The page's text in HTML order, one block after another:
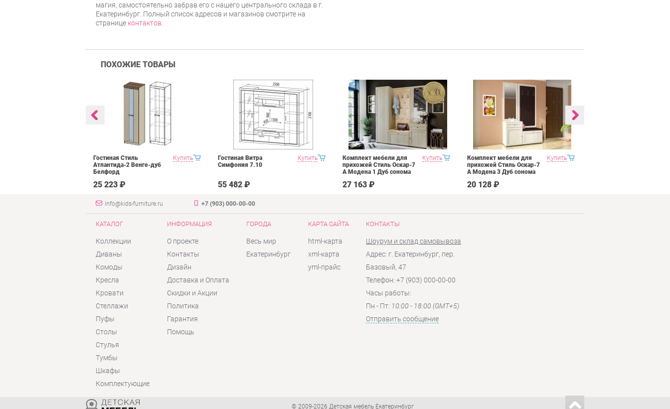
магия, самостоятельно забрав его с нашего центрального склада в г.
Екатеринбург. Полный список адресов и магазинов смотрите на
странице контактов.
ПОХОЖИЕ ТОВАРЫ
Купить
Гостиная Стиль
Атлантида-2 Венге-дуб
Белфорд
25 223 ₽
Купить
Гостиная Витра
Симфония 7.10
55 482 ₽
Купить
Комплект мебели для
прихожей Стиль Оскар-7
А Модена 1 Дуб сонома
27 163 ₽
Купить
Комплект мебели для
прихожей Стиль Оскар-7
А Модена 3 Дуб сонома
20 128 ₽
info@kids-furniture.ru +7 (903) 000-00-00
КАТАЛОГ
Коллекции
Диваны
Комоды
Кресла
Кровати
Стеллажи
Пуфы
Столы
Стулья
Тумбы
Шкафы
Комплектующие
ИНФОРМАЦИЯ
О проекте
Контакты
Дизайн
Доставка и Оплата
Скидки и Акции
Политика
Гарантия
Помощь
ГОРОДА
Весь мир
Екатеринбург
КАРТА САЙТА
html-карта
xml-карта
yml-прайс
КОНТАКТЫ
Шоурум и склад самовывоза
Адрес: г. Екатеринбург, пер.
Базовый, 47
Телефон: +7 (903) 000-00-00
Часы работы:
Пн - Пт: 10:00 - 18:00 (GMT+5)
Отправить сообщение
© 2009-2026 Детская мебель Екатеринбург